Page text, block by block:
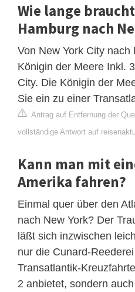
Wie lange
Hamburg nach
Von New York City nach
Königin der Meere Inkl.
City. Die Königin der
Sie ein zu einer
Antrag auf Entfernung der
vollständige Antwort auf
Kann man mit
Amerika fahren?
Einmal quer über den
nach New York? Der
läßt sich inzwischen
nur die Cunard-
Transatlantik-
2 anbietet, sondern